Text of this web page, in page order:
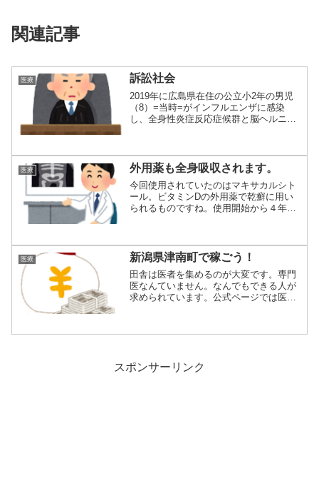
関連記事
医療 訴訟社会
2019年に広島県在住の公立小2年の男児
（8）=当時=がインフルエンザに感染
し、全身性炎症反応症候群と脳ヘルニア
医療 外用薬も全身吸収されます。
今回使用されていたのはマキサカルシト
ール。ビタミンDの外用薬で乾癬に用い
られるものですね。使用開始から４年経
医療 新潟県津南町で稼ごう！
田舎は医者を集めるのが大変です。専門
医なんていません。なんでもできる人が
求められています。公式ページでは医者
スポンサーリンク